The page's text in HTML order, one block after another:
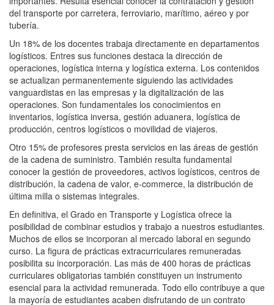
del transporte por carretera, ferroviario, marítimo, aéreo y por
tubería.
Un 18% de los docentes trabaja directamente en departamentos
logísticos. Entres sus funciones destaca la dirección de
operaciones, logística interna y logística externa. Los contenidos
se actualizan permanentemente siguiendo las actividades
vanguardistas en las empresas y la digitalización de las
operaciones. Son fundamentales los conocimientos en
inventarios, logística inversa, gestión aduanera, logística de
producción, centros logísticos o movilidad de viajeros.
Otro 15% de profesores presta servicios en las áreas de gestión
de la cadena de suministro. También resulta fundamental
conocer la gestión de proveedores, activos logísticos, centros de
distribución, la cadena de valor, e-commerce, la distribución de
última milla o sistemas integrales.
En definitiva, el Grado en Transporte y Logística ofrece la
posibilidad de combinar estudios y trabajo a nuestros estudiantes.
Muchos de ellos se incorporan al mercado laboral en segundo
curso. La figura de prácticas extracurriculares remuneradas
posibilita su incorporación. Las más de 400 horas de prácticas
curriculares obligatorias también constituyen un instrumento
esencial para la actividad remunerada. Todo ello contribuye a que
la mayoría de estudiantes acaben disfrutando de un contrato